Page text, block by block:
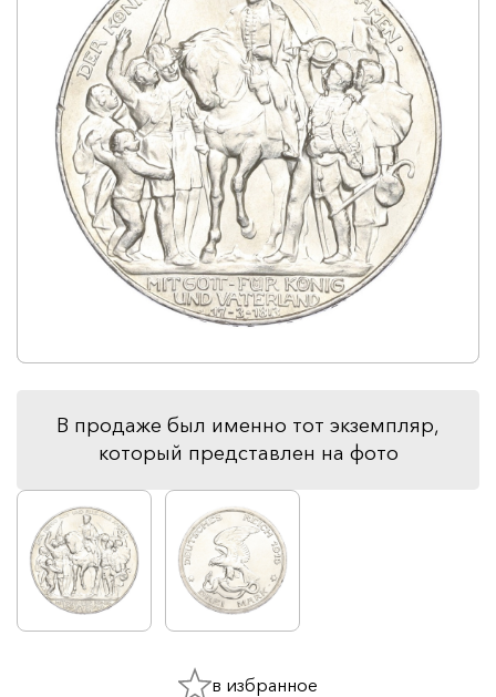
В продаже был именно тот экземпляр,
который представлен на фото
в избранное